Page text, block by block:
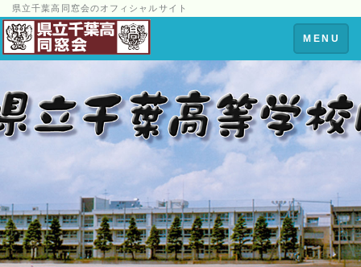
県立千葉高同窓会のオフィシャルサイト
Toggle
navigation
MENU